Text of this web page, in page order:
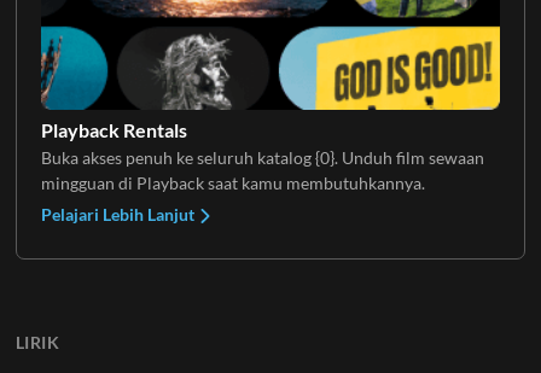
Playback Rentals
Buka akses penuh ke seluruh katalog {0}. Unduh film sewaan
mingguan di Playback saat kamu membutuhkannya.
Pelajari Lebih Lanjut
LIRIK